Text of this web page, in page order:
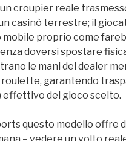
un croupier reale
casinò terrestre; il
proprio come
doversi spostare
le mani del dealer
roulette, garantendo
effettivo del gioco scelto.
questo modello offre